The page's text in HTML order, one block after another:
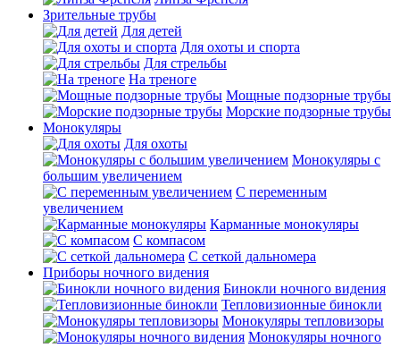
Зрительные трубы
Для детей
Для охоты и спорта
Для стрельбы
На треноге
Мощные подзорные трубы
Морские подзорные трубы
Монокуляры
Для охоты
Монокуляры с
большим увеличением
С переменным
увеличением
Карманные монокуляры
С компасом
С сеткой дальномера
Приборы ночного видения
Бинокли ночного видения
Тепловизионные бинокли
Монокуляры тепловизоры
Монокуляры ночного